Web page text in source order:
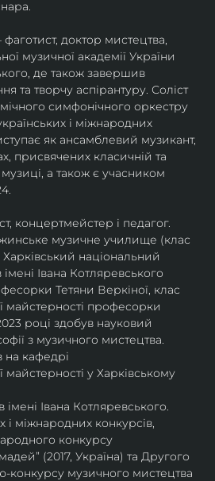
фаготист, доктор мистецтва,
музичної академії України
де також завершив
та творчу аспірантуру. Соліст
симфонічного оркестру
і міжнародних
як ансамблевий музикант,
присвячених класичній та
а також є учасником
концертмейстер і педагог.
музичне училище (клас
Харківський національний
Івана Котляревського
Тетяни Веркіної, клас
майстерності професорки
році здобув науковий
з музичного мистецтва.
на кафедрі
у Харківському
імені Івана Котляревського.
і міжнародних конкурсів,
конкурсу
(2017, Україна) та Другого
конкурсу музичного мистецтва